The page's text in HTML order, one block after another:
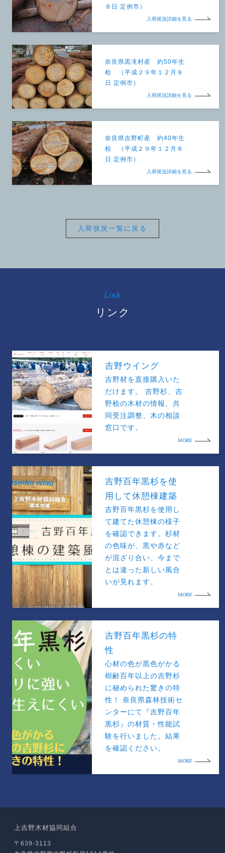
８日 定例市）
入荷状況詳細を見る
奈良県黒滝村産 約50年生
桧 （平成２９年１２月８
日 定例市）
入荷状況詳細を見る
奈良県吉野町産 約40年生
桧 （平成２９年１２月８
日 定例市）
入荷状況詳細を見る
入荷状況一覧に戻る
Link
リンク
吉野ウイング
吉野材を直接購入いた
だけます。 吉野杉、吉
野桧の木材の情報、共
同受注調整、木の相談
窓口です。
MORE
吉野百年黒杉を使
用して休憩棟建築
吉野百年黒杉を使用し
て建てた休憩棟の様子
を確認できます。杉材
の色味が、黒や赤など
が混ざり合い、今まで
とは違った新しい風合
いが見れます。
MORE
吉野百年黒杉の特
性
心材の色が黒色がかる
樹齢百年以上の吉野杉
に秘められた驚きの特
性！ 奈良県森林技術セ
ンターにて『吉野百年
黒杉』の材質・性能試
験を行いました。結果
を確認ください。
MORE
上吉野木材協同組合
〒639-3113